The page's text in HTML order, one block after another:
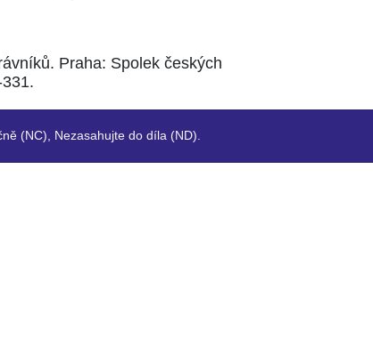
Praha: Spolek českých
(NC), Nezasahujte do díla (ND).